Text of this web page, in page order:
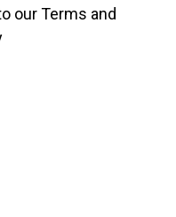
our Terms and